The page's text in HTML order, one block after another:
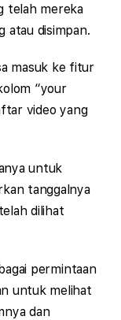
telah mereka
atau disimpan.
masuk ke fitur
“your
video yang
untuk
tanggalnya
dilihat
permintaan
untuk melihat
dan